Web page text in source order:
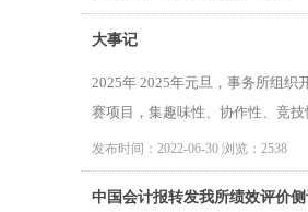
大事记
2025年 2025年元旦，事务所组织
赛项目，集趣味性、协作性、竞技
发布时间：2022-06-30 浏览：2538
中国会计报转发我所绩效评价